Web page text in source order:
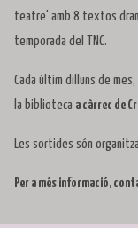
teatre' amb 8 textos
temporada del TNC.
Cada últim dilluns de
la biblioteca a càrrec de
Les sortides són
Per a més informació,